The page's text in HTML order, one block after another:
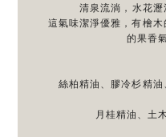
清泉流淌，水花瀝
這氣味潔淨優雅，有檜
的果香
絲柏精油、膠冷杉精
月桂精油、土